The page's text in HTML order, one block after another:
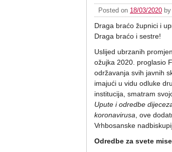
Posted on 18/03/2020 by
Draga braćo župnici i
Draga braćo i sestre!
Uslijed ubrzanih
ožujka 2020. proglasio
održavanja svih javnih
imajući u vidu odluke
institucija, smatram
Upute i odredbe
koronavirusa , ove
Vrhbosanske
Odredbe za svete